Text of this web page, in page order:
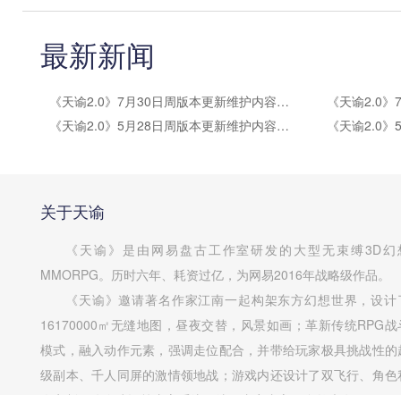
最新新闻
《天谕2.0》7月30日周版本更新维护内容公告
《天谕2.0》5月28日周版本更新维护内容公告
关于天谕
《天谕》是由网易盘古工作室研发的大型无束缚3D幻
MMORPG。历时六年、耗资过亿，为网易2016年战略级作品。
《天谕》邀请著名作家江南一起构架东方幻想世界，设计
16170000㎡无缝地图，昼夜交替，风景如画；革新传统RPG战
模式，融入动作元素，强调走位配合，并带给玩家极具挑战性的
级副本、千人同屏的激情领地战；游戏内还设计了双飞行、角色